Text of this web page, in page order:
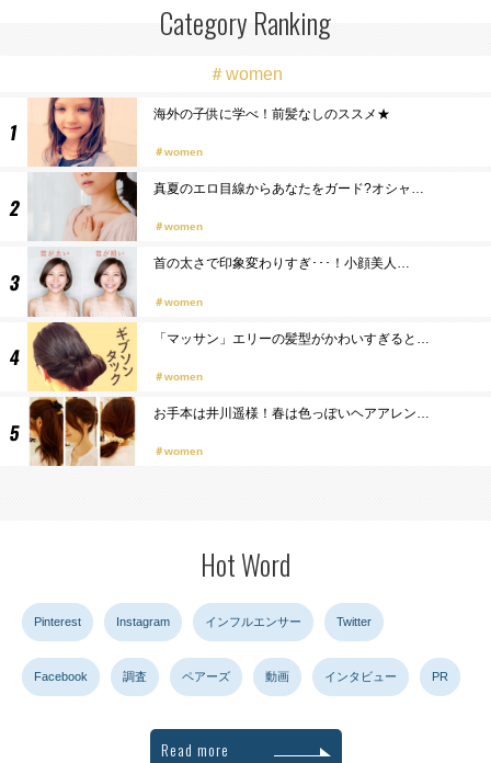
Category Ranking
＃women
海外の子供に学べ！前髪なしのススメ★
women
真夏のエロ目線からあなたをガード?オシャ…
women
首の太さで印象変わりすぎ･･･！小顔美人…
women
「マッサン」エリーの髪型がかわいすぎると…
women
お手本は井川遥様！春は色っぽいヘアアレン…
women
Hot Word
Pinterest Instagram インフルエンサー Twitter
Facebook 調査 ペアーズ 動画 インタビュー PR
Read more